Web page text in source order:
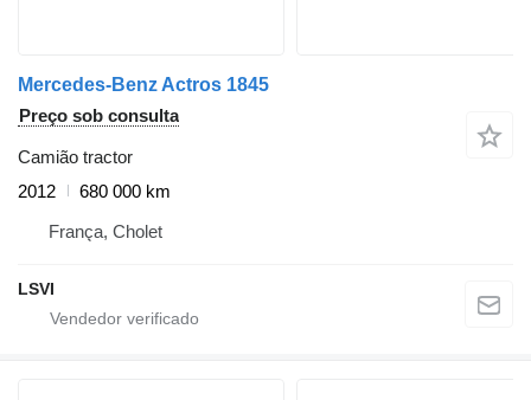
Mercedes-Benz Actros 1845
Preço sob consulta
Camião tractor
2012
680 000 km
França, Cholet
LSVI